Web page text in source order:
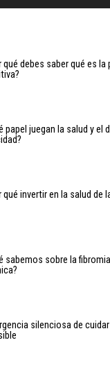
qué debes saber qué es la
papel juegan la salud y el
qué invertir en la salud de
sabemos sobre la
silenciosa de